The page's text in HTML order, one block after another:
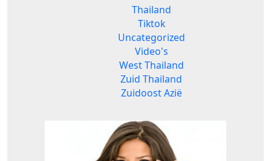
Thailand
Tiktok
Uncategorized
Video's
West Thailand
Zuid Thailand
Zuidoost Azië